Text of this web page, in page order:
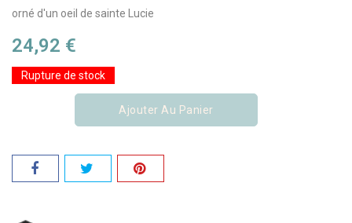
orné d'un oeil de sainte Lucie
24,92 €
Rupture de stock
Ajouter Au Panier